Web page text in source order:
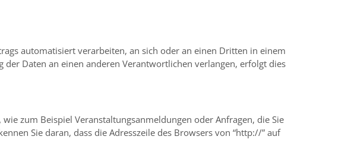
automatisiert verarbeiten, an sich oder an einen Dritten in einem
der Daten an einen anderen Verantwortlichen verlangen, erfolgt dies
zum Beispiel Veranstaltungsanmeldungen oder Anfragen, die Sie
Sie daran, dass die Adresszeile des Browsers von “http://” auf